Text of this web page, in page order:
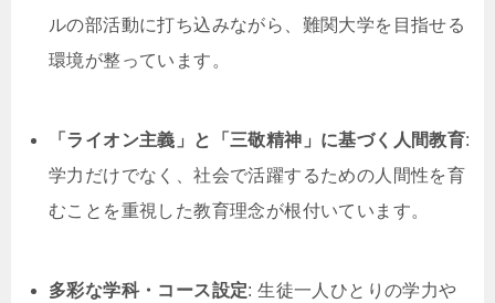
ルの部活動に打ち込みながら、難関大学を目指せる
環境が整っています。
「ライオン主義」と「三敬精神」に基づく人間教育:
学力だけでなく、社会で活躍するための人間性を育
むことを重視した教育理念が根付いています。
多彩な学科・コース設定: 生徒一人ひとりの学力や